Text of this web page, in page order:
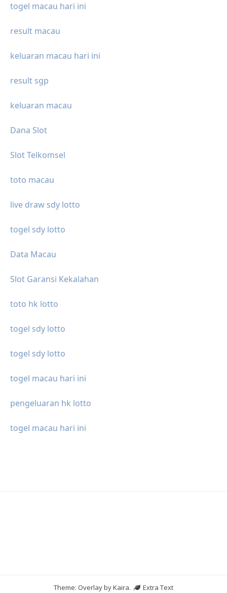
togel macau hari ini
result macau
keluaran macau hari ini
result sgp
keluaran macau
Dana Slot
Slot Telkomsel
toto macau
live draw sdy lotto
togel sdy lotto
Data Macau
Slot Garansi Kekalahan
toto hk lotto
togel sdy lotto
togel sdy lotto
togel macau hari ini
pengeluaran hk lotto
togel macau hari ini
Theme: Overlay byKaira. Extra Text